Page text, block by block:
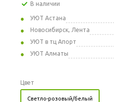
В наличии
УЮТ Астана
Новосибирск, Лента
УЮТ в тц Апорт
УЮТ Алматы
Цвет
Светло-розовый/белый